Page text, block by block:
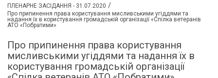
ПЛЕНАРНЕ ЗАСІДАННЯ - 31.07.2020 /
Про припинення права користування мисливськими угіддями та
надання їх в користування громадській організації «Спілка ветеранів
АТО «Побратими»
Про припинення права користування
мисливськими угіддями та надання їх в
користування громадській організації